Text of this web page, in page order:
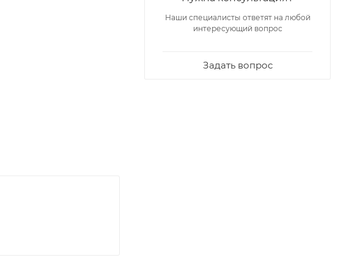
Наши специалисты ответят на любой
интересующий вопрос
Задать вопрос